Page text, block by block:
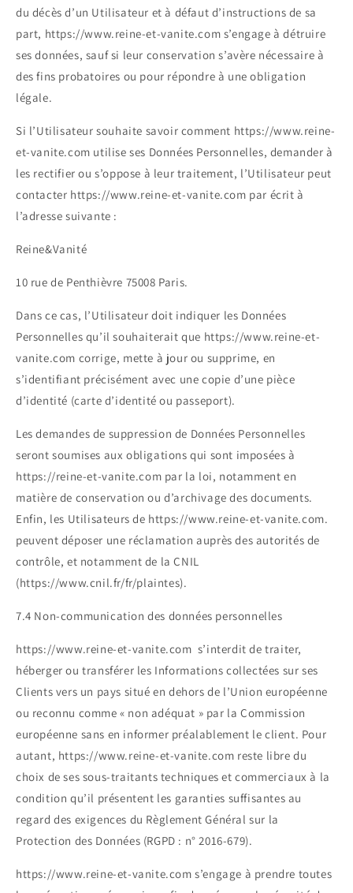
du décès d’un Utilisateur et à défaut d’instructions de sa
part, https://www.reine-et-vanite.com s’engage à détruire
ses données, sauf si leur conservation s’avère nécessaire à
des fins probatoires ou pour répondre à une obligation
légale.
Si l’Utilisateur souhaite savoir comment https://www.reine-
et-vanite.com utilise ses Données Personnelles, demander à
les rectifier ou s’oppose à leur traitement, l’Utilisateur peut
contacter https://www.reine-et-vanite.com par écrit à
l’adresse suivante :
Reine&Vanité
10 rue de Penthièvre 75008 Paris.
Dans ce cas, l’Utilisateur doit indiquer les Données
Personnelles qu’il souhaiterait que https://www.reine-et-
vanite.com corrige, mette à jour ou supprime, en
s’identifiant précisément avec une copie d’une pièce
d’identité (carte d’identité ou passeport).
Les demandes de suppression de Données Personnelles
seront soumises aux obligations qui sont imposées à
https://reine-et-vanite.com par la loi, notamment en
matière de conservation ou d’archivage des documents.
Enfin, les Utilisateurs de https://www.reine-et-vanite.com.
peuvent déposer une réclamation auprès des autorités de
contrôle, et notamment de la CNIL
(https://www.cnil.fr/fr/plaintes).
7.4 Non-communication des données personnelles
https://www.reine-et-vanite.com s’interdit de traiter,
héberger ou transférer les Informations collectées sur ses
Clients vers un pays situé en dehors de l’Union européenne
ou reconnu comme « non adéquat » par la Commission
européenne sans en informer préalablement le client. Pour
autant, https://www.reine-et-vanite.com reste libre du
choix de ses sous-traitants techniques et commerciaux à la
condition qu’il présentent les garanties suffisantes au
regard des exigences du Règlement Général sur la
Protection des Données (RGPD : n° 2016-679).
https://www.reine-et-vanite.com s’engage à prendre toutes